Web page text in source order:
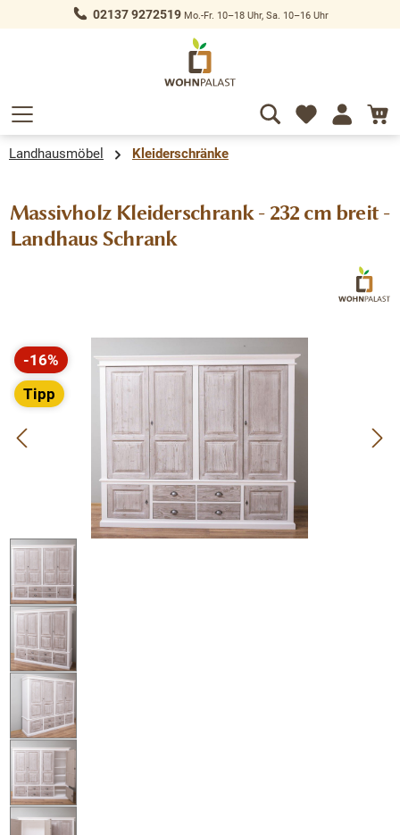
springen 02137 9272519Mo.-Fr. 10–18 Uhr, Sa. 10–16 Uhr
Landhausmöbel Kleiderschränke
Massivholz Kleiderschrank - 232 cm breit -
Landhaus Schrank
Bildergalerie überspringen
-16%
Rabatt
Tipp